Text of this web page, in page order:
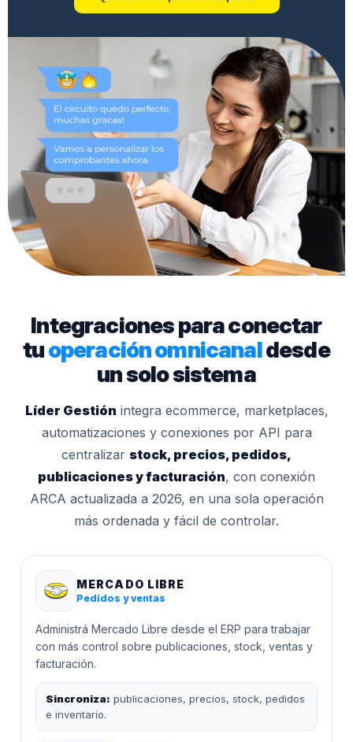
Integraciones para conectar
tuoperación omnicanaldesde
un solo sistema
Líder Gestión integra ecommerce, marketplaces,
automatizaciones y conexiones por API para
centralizar stock, precios, pedidos,
publicaciones y facturación, con conexión
ARCA actualizada a 2026, en una sola operación
más ordenada y fácil de controlar.
MERCADO LIBRE
Pedidos y ventas
Administrá Mercado Libre desde el ERP para trabajar
con más control sobre publicaciones, stock, ventas y
facturación.
Sincroniza: publicaciones, precios, stock, pedidos
e inventario.